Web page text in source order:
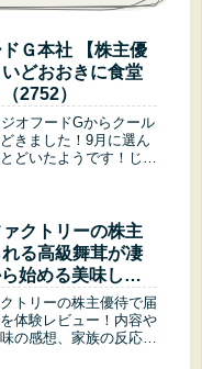
Ｇ本社 【株主優
どおおきに食堂
2752）
オフードGからクール
きました！9月に選ん
どいたようです！じー
すべて届きまし...
クトリーの株主
る高級舞茸が凄
始める美味しく
のススメ
トリーの株主優待で届
体験レビュー！内容や
の感想、家族の反応、